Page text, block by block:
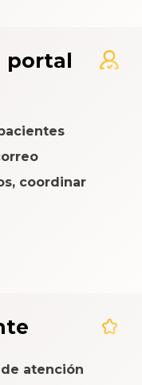
portal
coordinar
atención